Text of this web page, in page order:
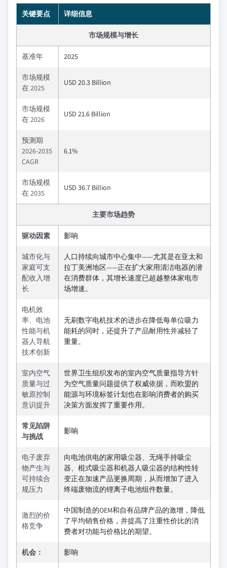
关键要点 详细信息
市场规模与增长
基准年 2025
市场规模
在 2025
USD 20.3 Billion
市场规模
在 2026
USD 21.6 Billion
预测期
2026-2035
CAGR
6.1%
市场规模
在 2035
USD 36.7 Billion
主要市场趋势
驱动因素 影响
城市化与
家庭可支
配收入增
长
人口持续向城市中心集中——尤其是在亚太和
拉丁美洲地区——正在扩大家用清洁电器的潜
在消费群体，其增长速度已超越整体家电市
场增速。
电机效
率、电池
性能与机
器人导航
技术创新
无刷数字电机技术的进步在降低每单位吸力
能耗的同时，还提升了产品耐用性并减轻了
重量。
室内空气
质量与过
敏原控制
意识提升
世界卫生组织发布的室内空气质量指导方针
为空气质量问题提供了权威依据，而欧盟的
能源与环境标签计划也在影响消费者的购买
决策方面发挥了重要作用。
常见陷阱
与挑战
影响
电子废弃
物产生与
可持续合
规压力
向电池供电的家用吸尘器、无绳手持吸尘
器、棍式吸尘器和机器人吸尘器的结构性转
变正在加速产品更换周期，从而增加了进入
终端废物流的锂离子电池组件数量。
激烈的价
格竞争
中国制造的OEM和自有品牌产品的激增，降低
了平均销售价格，并提高了注重性价比的消
费者对功能与价格比的期望。
机会： 影响